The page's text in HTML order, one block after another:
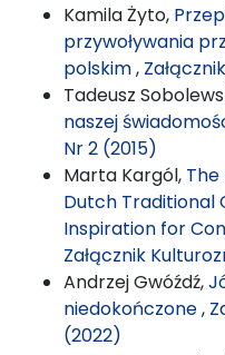
Kamila Żyto,
przywoływania
polskim,
Tadeusz
naszej
Nr 2 (2015)
Marta Kargól, The
Dutch Traditional
Inspiration for
Załącznik
Andrzej Gwóźdź,
niedokończone,
(2022)